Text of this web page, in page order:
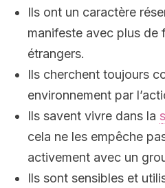
Ils ont un caractère
manifeste avec plus de
étrangers.
Ils cherchent toujours
environnement par
Ils savent vivre dans la
cela ne les empêche
activement avec un
Ils sont sensibles et